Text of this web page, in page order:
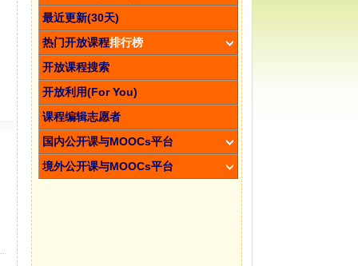
最近更新(30天)
热门开放课程排行榜
开放课程搜索
开放利用(For You)
课程编辑志愿者
国内公开课与MOOCs平台
境外公开课与MOOCs平台